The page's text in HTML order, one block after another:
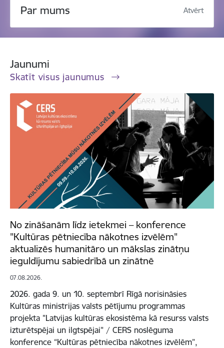
Par mums Atvērt
Jaunumi
Skatīt visus jaunumus
No zināšanām līdz ietekmei – konference
"Kultūras pētniecība nākotnes izvēlēm"
aktualizēs humanitāro un mākslas zinātņu
ieguldījumu sabiedrībā un zinātnē
07.08.2026.
2026. gada 9. un 10. septembrī Rīgā norisināsies
Kultūras ministrijas valsts pētījumu programmas
projekta "Latvijas kultūras ekosistēma kā resurss valsts
izturētspējai un ilgtspējai" / CERS noslēguma
konference “Kultūras pētniecība nākotnes izvēlēm”,